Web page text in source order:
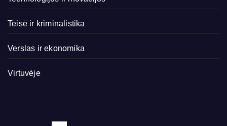
Teisė ir kriminalistika
Verslas ir ekonomika
Virtuvėje